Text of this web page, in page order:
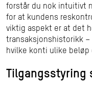
forstår du nok intuitivt
for at kundens
viktig aspekt er at det
transaksjonshistorikk –
hvilke konti ulike beløp
Tilgangsstyring